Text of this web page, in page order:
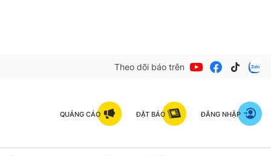
Theo dõi báo trên
QUẢNG CÁO ĐẶT BÁO ĐĂNG NHẬP